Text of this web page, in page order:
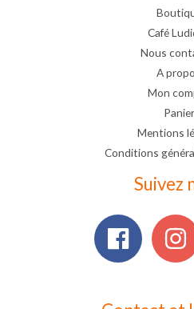
Café
Nous
A
Mon
Panier
Mentions
Conditions
Suivez